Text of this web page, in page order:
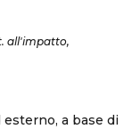
all'impatto,
a base di